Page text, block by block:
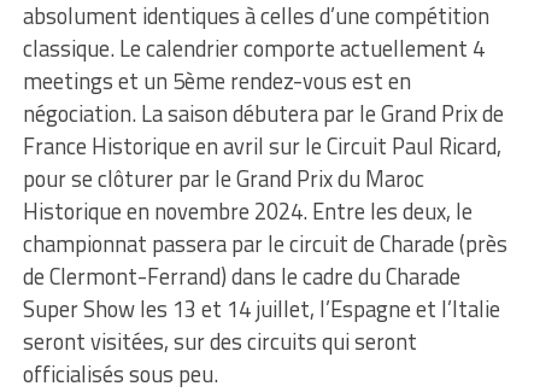
absolument identiques à celles d’une compétition
classique. Le calendrier comporte actuellement 4
meetings et un 5ème rendez-vous est en
négociation. La saison débutera par le Grand Prix de
France Historique en avril sur le Circuit Paul Ricard,
pour se clôturer par le Grand Prix du Maroc
Historique en novembre 2024. Entre les deux, le
championnat passera par le circuit de Charade (près
de Clermont-Ferrand) dans le cadre du Charade
Super Show les 13 et 14 juillet, l’Espagne et l’Italie
seront visitées, sur des circuits qui seront
officialisés sous peu.